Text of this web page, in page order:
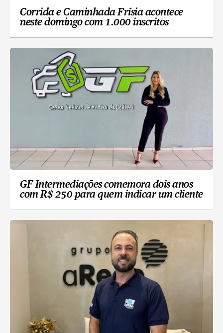
Corrida e Caminhada Frísia acontece
neste domingo com 1.000 inscritos
GF Intermediações comemora dois anos
com R$ 250 para quem indicar um cliente